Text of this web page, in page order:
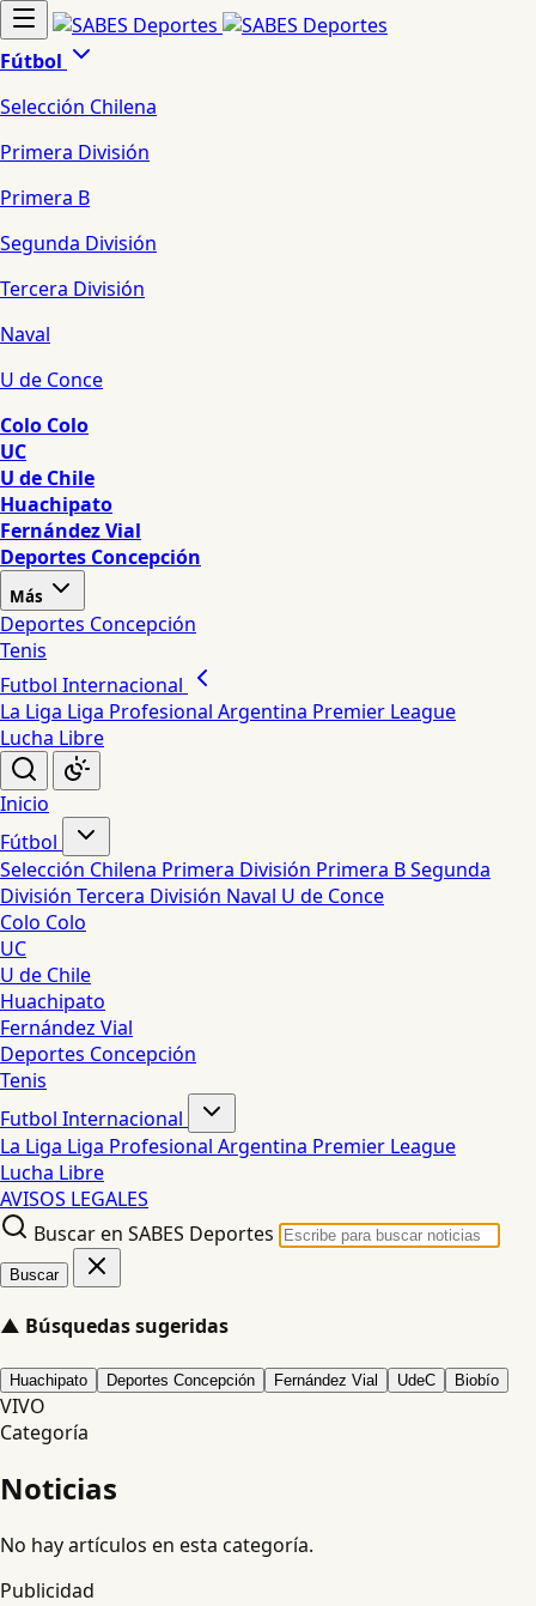
Fútbol
Selección Chilena
Primera División
Primera B
Segunda División
Tercera División
Naval
U de Conce
Colo Colo
UC
U de Chile
Huachipato
Fernández Vial
Deportes Concepción
Más
Deportes Concepción
Tenis
Futbol Internacional
La Liga Liga Profesional Argentina Premier League
Lucha Libre
Inicio
Fútbol
Selección Chilena Primera División Primera BSegunda
División Tercera División Naval U de Conce
Colo Colo
UC
U de Chile
Huachipato
Fernández Vial
Deportes Concepción
Tenis
Futbol Internacional
La Liga Liga Profesional Argentina Premier League
Lucha Libre
AVISOS LEGALES
Buscar en SABES Deportes
Buscar
▲ Búsquedas sugeridas
Huachipato Deportes Concepción Fernández Vial UdeC Biobío
VIVO
Categoría
Noticias
No hay artículos en esta categoría.
Publicidad